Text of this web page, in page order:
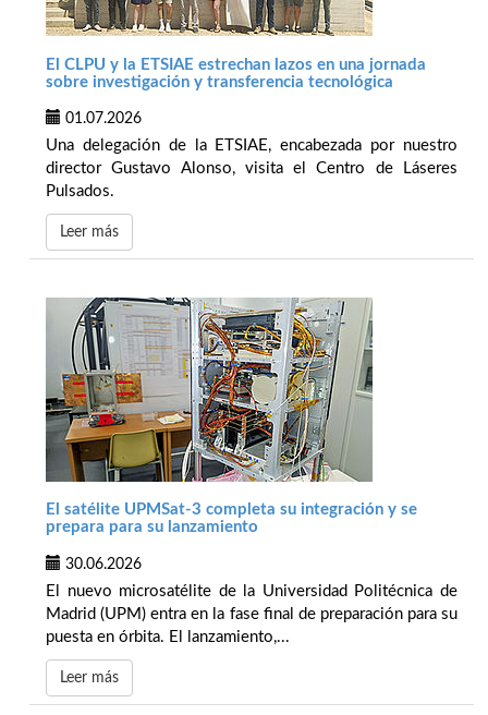
El CLPU y la ETSIAE estrechan lazos en una jornada
sobre investigación y transferencia tecnológica
01.07.2026
Una delegación de la ETSIAE, encabezada por nuestro
director Gustavo Alonso, visita el Centro de Láseres
Pulsados.
Leer más
El satélite UPMSat-3 completa su integración y se
prepara para su lanzamiento
30.06.2026
El nuevo microsatélite de la Universidad Politécnica de
Madrid (UPM) entra en la fase final de preparación para su
puesta en órbita. El lanzamiento,...
Leer más